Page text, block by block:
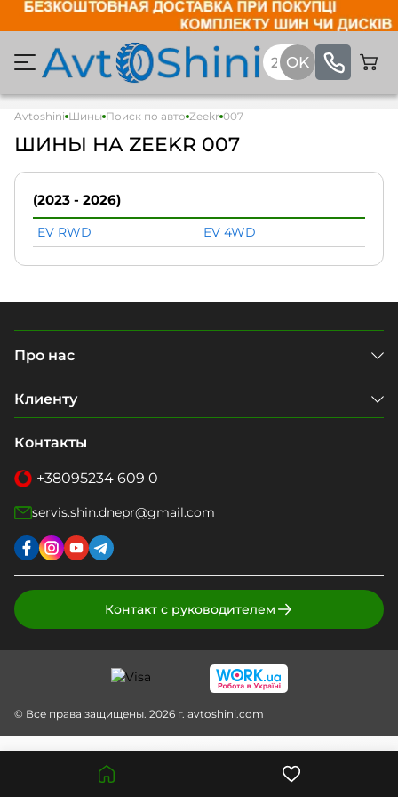
Avtoshini Шины Поиск по авто Zeekr 007
ШИНЫ НА ZEEKR 007
(2023 - 2026)
EV RWD EV 4WD
Про нас
Клиенту
Контакты
+38095234 609 0
servis.shin.dnepr@gmail.com
Контакт с руководителем
© Все права защищены. 2026 г. avtoshini.com